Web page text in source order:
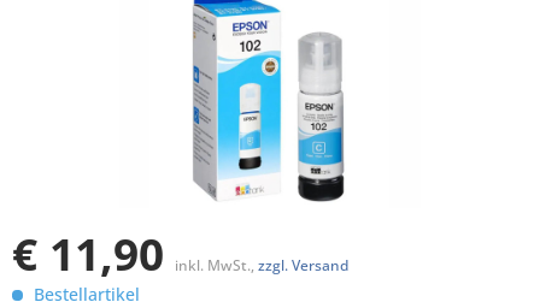
€ 11,90 inkl. MwSt., zzgl. Versand
Bestellartikel